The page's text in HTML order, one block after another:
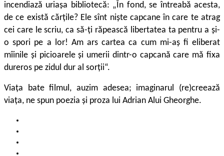
incendiază uriașa bibliotecă: „În fond, se întreabă acesta,
de ce există cărțile? Ele sînt niște capcane în care te atrag
cei care le scriu, ca să-ți răpească libertatea ta pentru a și-
o spori pe a lor! Am ars cartea ca cum mi-aș fi eliberat
mîinile și picioarele și umerii dintr-o capcană care mă fixa
dureros pe zidul dur al sorții“.
Viața bate filmul, auzim adesea; ima­ginarul (re)creează
viața, ne spun poezia și proza lui Adrian Alui Gheorghe.